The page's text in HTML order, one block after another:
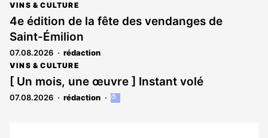
VINS & CULTURE
4e édition de la fête des vendanges de
Saint-Émilion
07.08.2026 rédaction
VINS & CULTURE
[ Un mois, une œuvre ] Instant volé
07.08.2026 rédaction
Cet